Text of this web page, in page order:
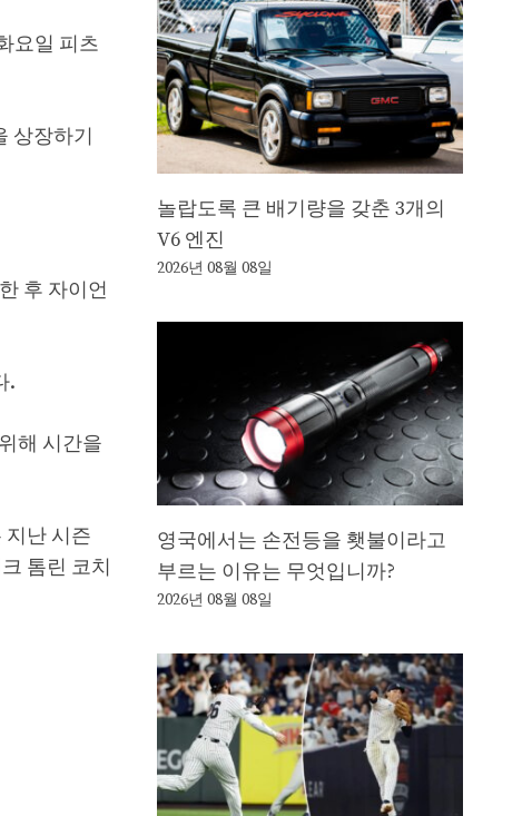
요일 피츠
상장하기
후 자이언
.
해 시간을
지난 시즌
톰린 코치
놀랍도록 큰 배기량을 갖춘 3개의
V6 엔진
2026년 08월 08일
영국에서는 손전등을 횃불이라고
부르는 이유는 무엇입니까?
2026년 08월 08일